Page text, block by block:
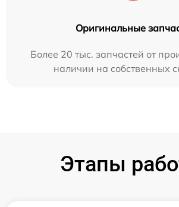
Оригинальные
Более 20 тыс. запчастей от
наличии на собственных
Этапы